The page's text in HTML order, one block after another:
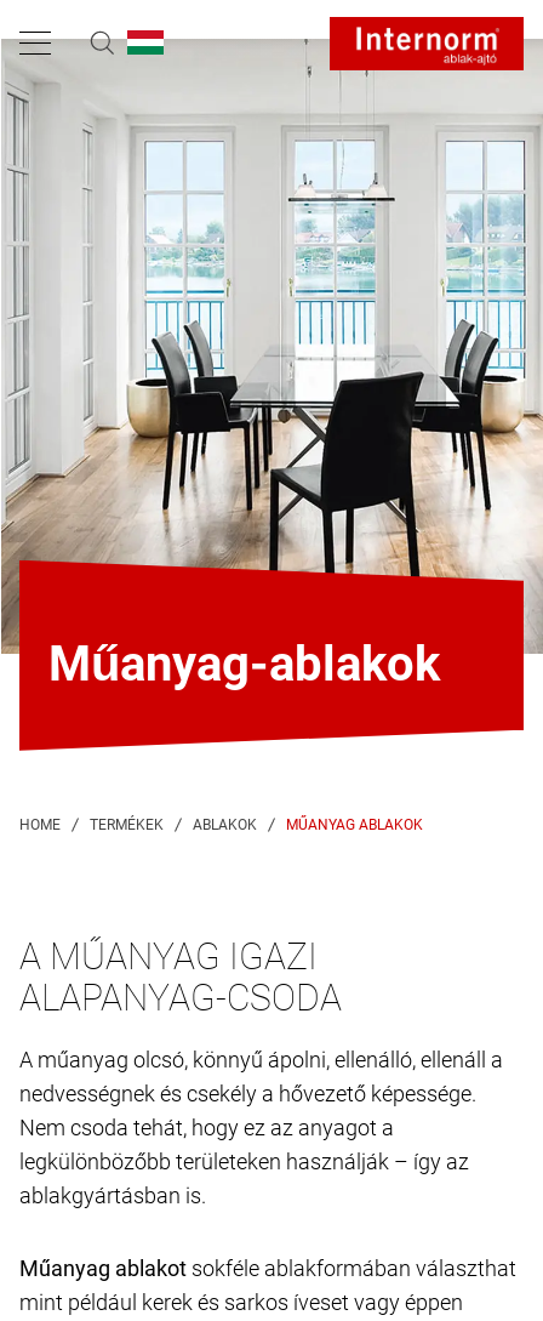
Műanyag-ablakok
MŰANYAG ABLAKOK
A MŰANYAG IGAZI
ALAPANYAG-CSODA
A műanyag olcsó, könnyű ápolni, ellenálló, ellenáll a
nedvességnek és csekély a hővezető képessége.
Nem csoda tehát, hogy ez az anyagot a
legkülönbözőbb területeken használják – így az
ablakgyártásban is.
Műanyag ablakot sokféle ablakformában választhat
mint például kerek és sarkos íveset vagy éppen